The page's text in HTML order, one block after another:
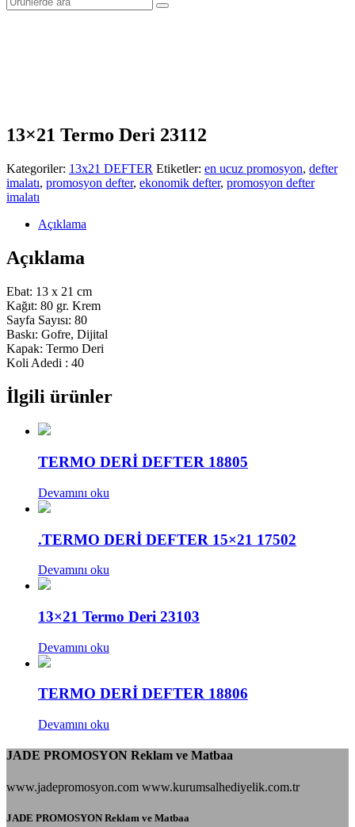
13×21 Termo Deri 23112
Kategoriler: 13x21 DEFTER Etiketler: en ucuz promosyon, defter
imalatı, promosyon defter, ekonomik defter, promosyon defter
imalatı
Açıklama
Açıklama
Ebat: 13 x 21 cm
Kağıt: 80 gr. Krem
Sayfa Sayısı: 80
Baskı: Gofre, Dijital
Kapak: Termo Deri
Koli Adedi : 40
İlgili ürünler
TERMO DERİ DEFTER 18805
Devamını oku
.TERMO DERİ DEFTER 15×21 17502
Devamını oku
13×21 Termo Deri 23103
Devamını oku
TERMO DERİ DEFTER 18806
Devamını oku
JADE PROMOSYON Reklam ve Matbaa
www.jadepromosyon.com www.kurumsalhediyelik.com.tr
JADE PROMOSYON Reklam ve Matbaa